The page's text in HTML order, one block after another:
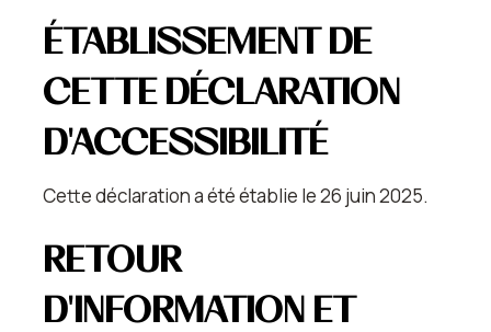
ÉTABLISSEMENT DE
CETTE DÉCLARATION
D'ACCESSIBILITÉ
Cette déclaration a été établie le 26 juin 2025.
RETOUR
D'INFORMATION ET